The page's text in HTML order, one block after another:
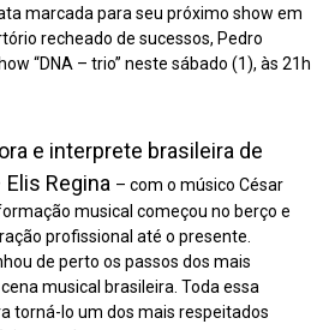
marcada para seu próximo show em
recheado de sucessos, Pedro
“DNA – trio” neste sábado (1), às 21h
e interprete brasileira de
Regina – com o músico César
musical começou no berço e
profissional até o presente.
de perto os passos dos mais
musical brasileira. Toda essa
torná-lo um dos mais respeitados